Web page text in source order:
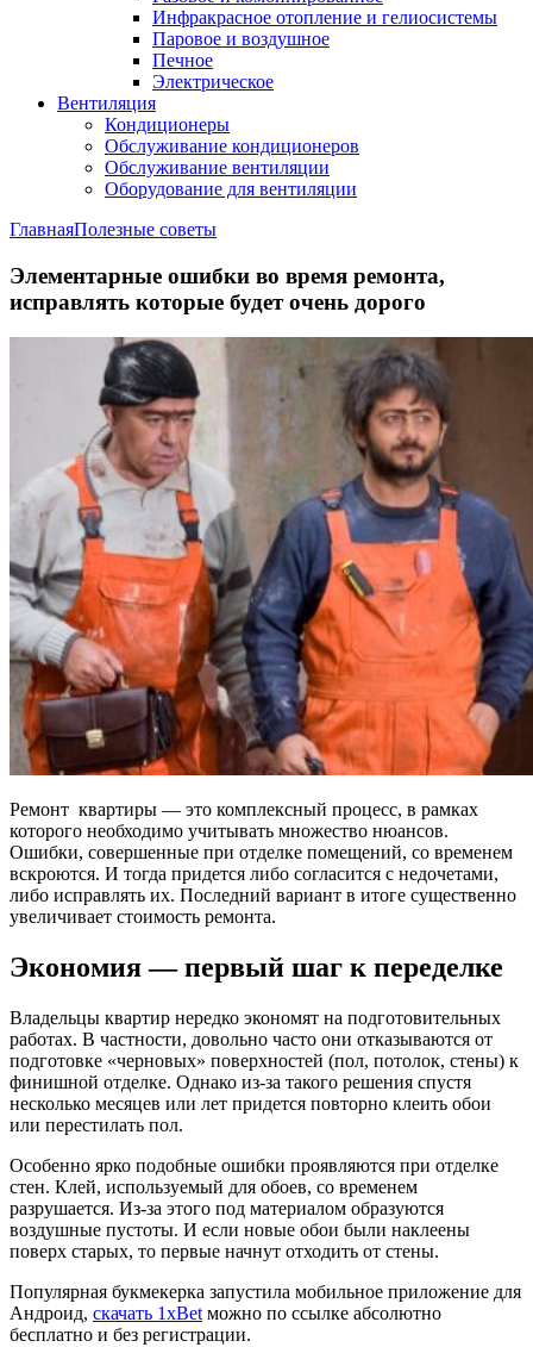
Инфракрасное отопление и гелиосистемы
Паровое и воздушное
Печное
Электрическое
Вентиляция
Кондиционеры
Обслуживание кондиционеров
Обслуживание вентиляции
Оборудование для вентиляции
ГлавнаяПолезные советы
Элементарные ошибки во время ремонта,
исправлять которые будет очень дорого
Ремонт квартиры — это комплексный процесс, в рамках
которого необходимо учитывать множество нюансов.
Ошибки, совершенные при отделке помещений, со временем
вскроются. И тогда придется либо согласится с недочетами,
либо исправлять их. Последний вариант в итоге существенно
увеличивает стоимость ремонта.
Экономия — первый шаг к переделке
Владельцы квартир нередко экономят на подготовительных
работах. В частности, довольно часто они отказываются от
подготовке «черновых» поверхностей (пол, потолок, стены) к
финишной отделке. Однако из-за такого решения спустя
несколько месяцев или лет придется повторно клеить обои
или перестилать пол.
Особенно ярко подобные ошибки проявляются при отделке
стен. Клей, используемый для обоев, со временем
разрушается. Из-за этого под материалом образуются
воздушные пустоты. И если новые обои были наклеены
поверх старых, то первые начнут отходить от стены.
Популярная букмекерка запустила мобильное приложение для
Андроид, скачать 1xBet можно по ссылке абсолютно
бесплатно и без регистрации.